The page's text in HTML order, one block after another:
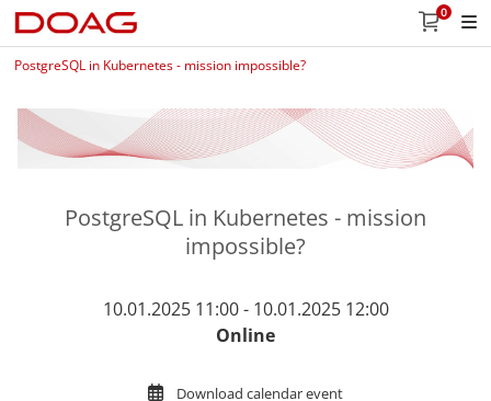
0
PostgreSQL in Kubernetes - mission impossible?
PostgreSQL in Kubernetes - mission
impossible?
10.01.2025 11:00 - 10.01.2025 12:00
Online
Download calendar event